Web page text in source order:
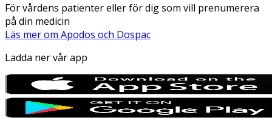
För vårdens patienter eller för dig som vill prenumerera
på din medicin
Läs mer om Apodos och Dospac
Ladda ner vår app